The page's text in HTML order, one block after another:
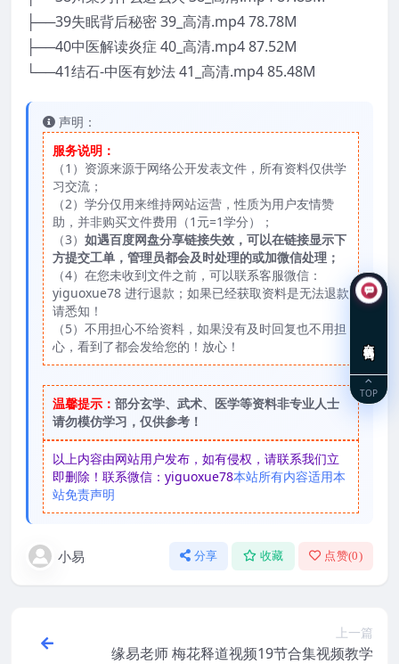
├──39失眠背后秘密 39_高清.mp4 78.78M
├──40中医解读炎症 40_高清.mp4 87.52M
└──41结石-中医有妙法 41_高清.mp4 85.48M
声明：
服务说明：
（1）资源来源于网络公开发表文件，所有资料仅供学
习交流；
（2）学分仅用来维持网站运营，性质为用户友情赞
助，并非购买文件费用（1元=1学分）；
（3） 如遇百度网盘分享链接失效，可以在链接显示下
方提交工单，管理员都会及时处理的或加微信处理；
（4）在您未收到文件之前，可以联系客服微信：
yiguoxue78 进行退款；如果已经获取资料是无法退款
请悉知！
（5）不用担心不给资料，如果没有及时回复也不用担
心，看到了都会发给您的！放心！
温馨提示： 部分玄学、武术、医学等资料非专业人士
请勿模仿学习，仅供参考！
以上内容由网站用户发布，如有侵权，请联系我们立
即删除！联系微信：yiguoxue78本站所有内容适用本
站免责声明
小易 分享 收藏 点赞(0)
上一篇
缘易老师 梅花释道视频19节合集视频教学
TOP